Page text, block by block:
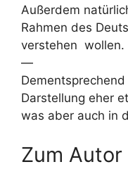
Außerdem
Rahmen des
verstehen wollen.
—
Darstellung eher
was aber auch in
Zum Autor